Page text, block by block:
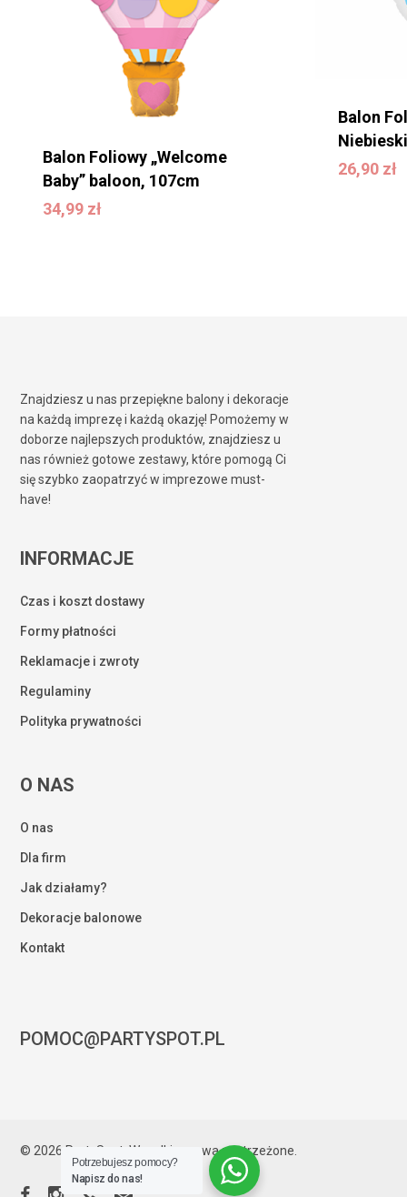
ZOBACZ KOSZYK
Balon Foliowy „Welcome
Baby” baloon, 107cm
34,99 zł
34,99zł
Balon
26,90 zł
26,90zł
Znajdziesz u nas przepiękne balony i dekoracje
na każdą imprezę i każdą okazję! Pomożemy w
doborze najlepszych produktów, znajdziesz u
nas również gotowe zestawy, które pomogą Ci
się szybko zaopatrzyć w imprezowe must-
have!
INFORMACJE
Czas i koszt dostawy
Formy płatności
Reklamacje i zwroty
Regulaminy
Polityka prywatności
O NAS
O nas
Dla firm
Jak działamy?
Dekoracje balonowe
Kontakt
POMOC@PARTYSPOT.PL
© 2026 PartySpot. Wszelkie prawa zastrzeżone.
facebookinstagramphoneemail
Potrzebujesz pomocy?
Napisz do nas!